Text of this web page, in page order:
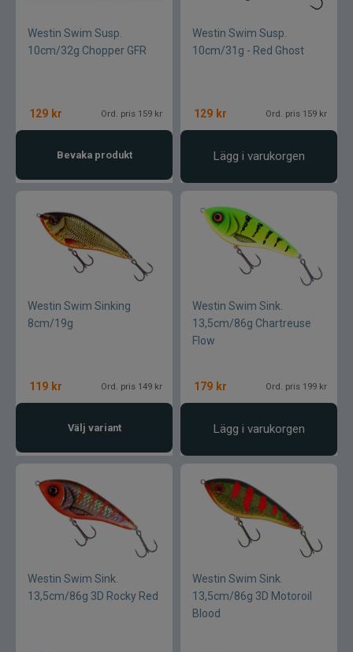
Westin Swim Susp.
10cm/32g Chopper GFR
129 kr Ord. pris 159 kr
Bevaka produkt
Westin Swim Susp.
10cm/31g - Red Ghost
129 kr Ord. pris 159 kr
Lägg i varukorgen
Westin Swim Sinking
8cm/19g
119 kr Ord. pris 149 kr
Välj variant
Westin Swim Sink.
13,5cm/86g Chartreuse
Flow
179 kr Ord. pris 199 kr
Lägg i varukorgen
Westin Swim Sink.
13,5cm/86g 3D Rocky Red
Westin Swim Sink.
13,5cm/86g 3D Motoroil
Blood